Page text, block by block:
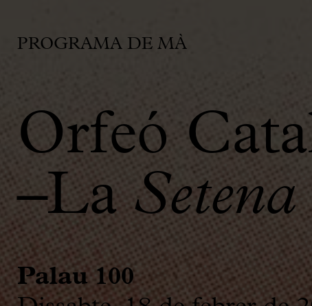
PROGRAMA DE MÀ
Orfeó
–LaSetena
Palau 100